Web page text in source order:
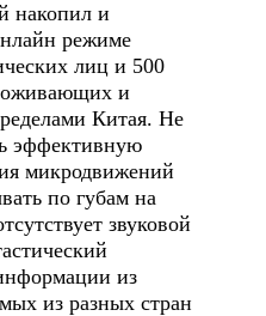
накопил и
режиме
лиц и 500
и
Китая. Не
эффективную
микродвижений
по губам на
звуковой
из
из разных стран